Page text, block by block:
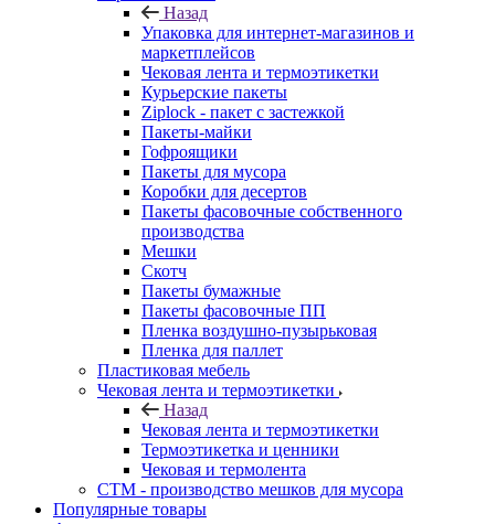
Назад
Упаковка для интернет-магазинов и
маркетплейсов
Чековая лента и термоэтикетки
Курьерские пакеты
Ziplock - пакет с застежкой
Пакеты-майки
Гофроящики
Пакеты для мусора
Коробки для десертов
Пакеты фасовочные собственного
производства
Мешки
Скотч
Пакеты бумажные
Пакеты фасовочные ПП
Пленка воздушно-пузырьковая
Пленка для паллет
Пластиковая мебель
Чековая лента и термоэтикетки
Назад
Чековая лента и термоэтикетки
Термоэтикетка и ценники
Чековая и термолента
СТМ - производство мешков для мусора
Популярные товары